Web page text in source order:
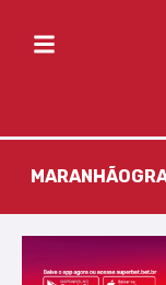
MARANHÃO